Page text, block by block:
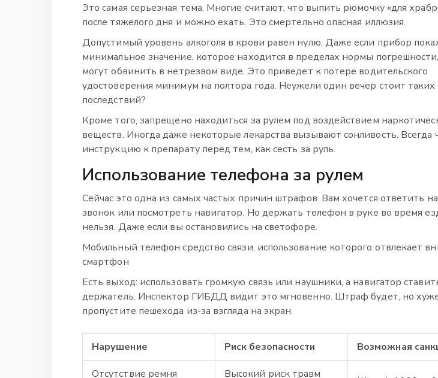
Это самая серьезная тема. Многие считают, что выпить рюмочку «для
после тяжелого дня и можно ехать. Это смертельно опасная иллюзия.
Допустимый уровень алкоголя в крови равен нулю. Даже если прибор
минимальное значение, которое находится в пределах нормы
могут обвинить в нетрезвом виде. Это приведет к потере водительского
удостоверения минимум на полтора года. Неужели один вечер стоит таких
последствий?
Кроме того, запрещено находиться за рулем под воздействием
веществ. Иногда даже некоторые лекарства вызывают сонливость. Всегда
инструкцию к препарату перед тем, как сесть за руль.
Использование телефона за рулем
Сейчас это одна из самых частых причин штрафов. Вам хочется ответить
звонок или посмотреть навигатор. Но держать телефон в руке во время
нельзя. Даже если вы остановились на светофоре.
Мобильный телефон средство связи, использование которого отвлекает
смартфон
Есть выход: использовать громкую связь или наушники, а навигатор
держатель. Инспектор ГИБДД видит это мгновенно. Штраф будет, но
пропустите пешехода из-за взгляда на экран.
Нарушение Риск безопасности Возможная
Отсутствие ремня
Высокий риск травм